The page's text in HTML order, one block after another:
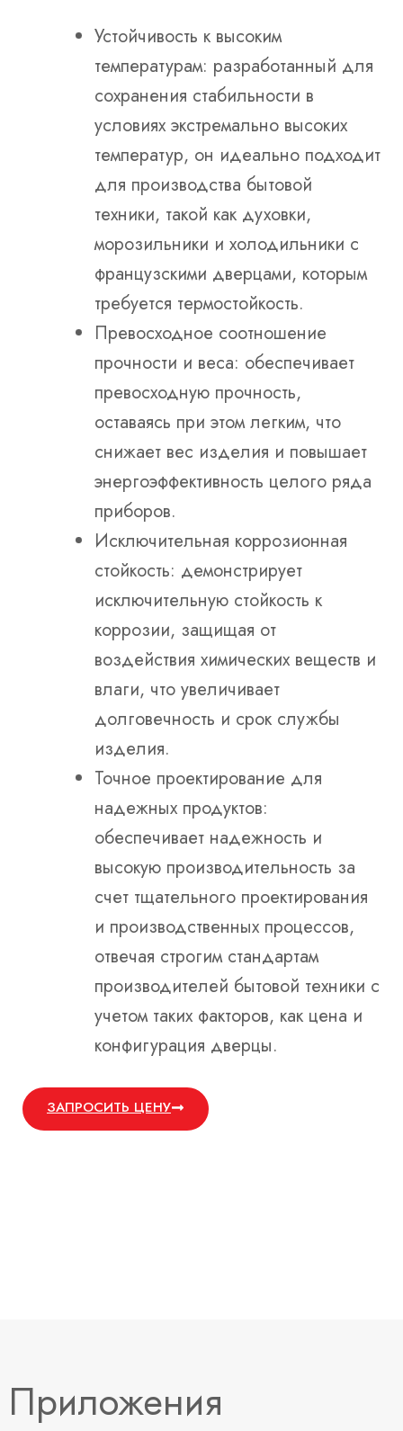
Устойчивость к высоким
температурам: разработанный для
сохранения стабильности в
условиях экстремально высоких
температур, он идеально подходит
для производства бытовой
техники, такой как духовки,
морозильники и холодильники с
французскими дверцами, которым
требуется термостойкость.
Превосходное соотношение
прочности и веса: обеспечивает
превосходную прочность,
оставаясь при этом легким, что
снижает вес изделия и повышает
энергоэффективность целого ряда
приборов.
Исключительная коррозионная
стойкость: демонстрирует
исключительную стойкость к
коррозии, защищая от
воздействия химических веществ и
влаги, что увеличивает
долговечность и срок службы
изделия.
Точное проектирование для
надежных продуктов:
обеспечивает надежность и
высокую производительность за
счет тщательного проектирования
и производственных процессов,
отвечая строгим стандартам
производителей бытовой техники с
учетом таких факторов, как цена и
конфигурация дверцы.
ЗАПРОСИТЬ ЦЕНУ
Приложения